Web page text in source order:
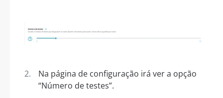
Na página de configuração irá ver a opção
“Número de testes”.